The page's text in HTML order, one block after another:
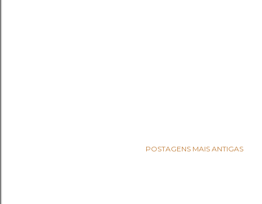
POSTAGENS MAIS ANTIGAS